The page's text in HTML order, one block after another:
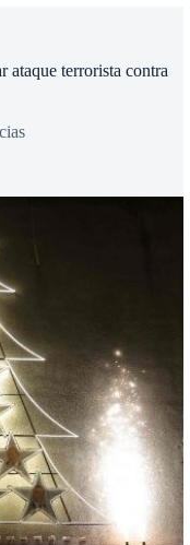
ataque terrorista contra